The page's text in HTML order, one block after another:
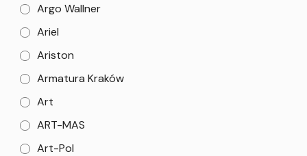
Argo Wallner
Ariel
Ariston
Armatura Kraków
Art
ART-MAS
Art-Pol